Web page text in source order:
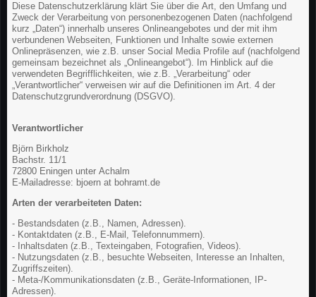
Diese Datenschutzerklärung klärt Sie über die Art, den Umfang und
Zweck der Verarbeitung von personenbezogenen Daten (nachfolgend
kurz „Daten“) innerhalb unseres Onlineangebotes und der mit ihm
verbundenen Webseiten, Funktionen und Inhalte sowie externen
Onlinepräsenzen, wie z.B. unser Social Media Profile auf (nachfolgend
gemeinsam bezeichnet als „Onlineangebot“). Im Hinblick auf die
verwendeten Begrifflichkeiten, wie z.B. „Verarbeitung“ oder
„Verantwortlicher“ verweisen wir auf die Definitionen im Art. 4 der
Datenschutzgrundverordnung (DSGVO).
Verantwortlicher
Björn Birkholz
Bachstr. 11/1
72800 Eningen unter Achalm
E-Mailadresse: bjoern at bohramt.de
Arten der verarbeiteten Daten:
- Bestandsdaten (z.B., Namen, Adressen).
- Kontaktdaten (z.B., E-Mail, Telefonnummern).
- Inhaltsdaten (z.B., Texteingaben, Fotografien, Videos).
- Nutzungsdaten (z.B., besuchte Webseiten, Interesse an Inhalten,
Zugriffszeiten).
- Meta-/Kommunikationsdaten (z.B., Geräte-Informationen, IP-
Adressen).